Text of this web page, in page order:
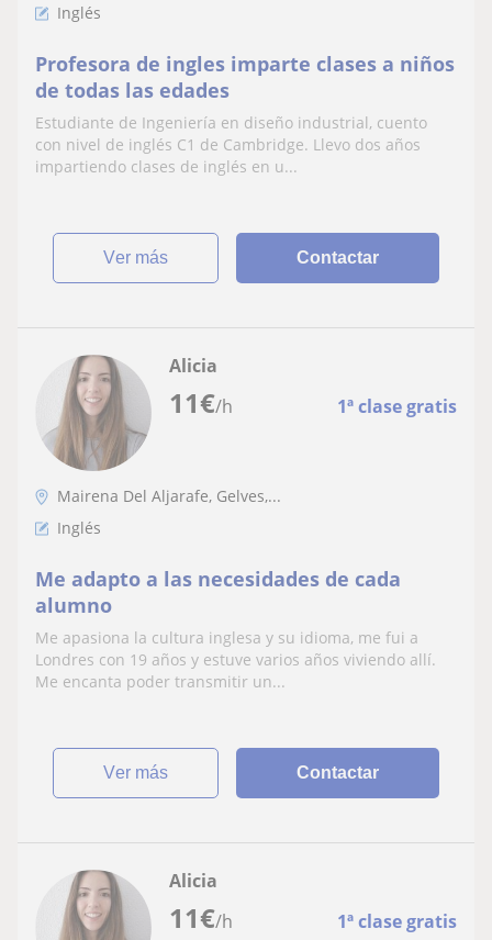
Inglés
Profesora de ingles imparte clases a niños
de todas las edades
Estudiante de Ingeniería en diseño industrial, cuento
con nivel de inglés C1 de Cambridge. Llevo dos años
impartiendo clases de inglés en u...
ver más Contactar
11€/h 1ª clase gratis
Alicia
Mairena Del Aljarafe, Gelves,...
Inglés
Me adapto a las necesidades de cada
alumno
Me apasiona la cultura inglesa y su idioma, me fui a
Londres con 19 años y estuve varios años viviendo allí.
Me encanta poder transmitir un...
ver más Contactar
11€/h 1ª clase gratis
Alicia